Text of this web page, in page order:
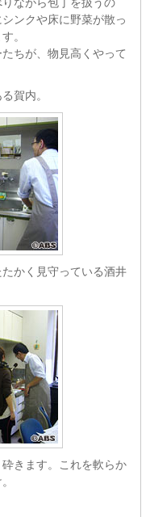
ンクや床に野菜が散っ
。
ちが、物見高くやって
賀内。
かく見守っている酒井
きます。これを軟らか